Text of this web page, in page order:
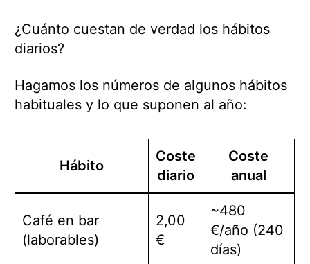
¿Cuánto cuestan de verdad los hábitos
diarios?
Hagamos los números de algunos hábitos
habituales y lo que suponen al año:
Hábito
Coste
diario
Coste
anual
Café en bar
(laborables)
2,00
€
~480
€/año (240
días)